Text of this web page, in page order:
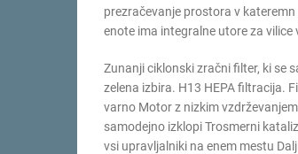
prezračevanje prostora v
enote ima integralne utore za vilice
Zunanji ciklonski zračni filter, ki se
zelena izbira. H13 HEPA filtracija.
varno Motor z nizkim
samodejno izklopi Trosmerni
vsi upravljalniki na enem mestu